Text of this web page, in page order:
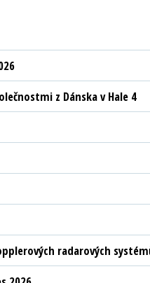
z Dánska v Hale 4
radarových